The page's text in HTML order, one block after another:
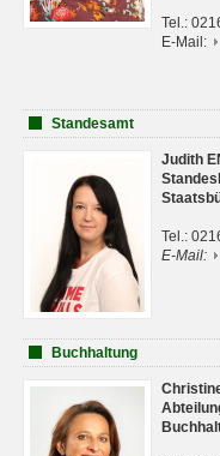
Tel.:
E-Mail:
Standesamt
Judith
Tel.:
E-Mail:
Buchhaltung